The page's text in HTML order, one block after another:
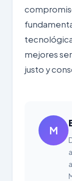
mejores
justo y
M